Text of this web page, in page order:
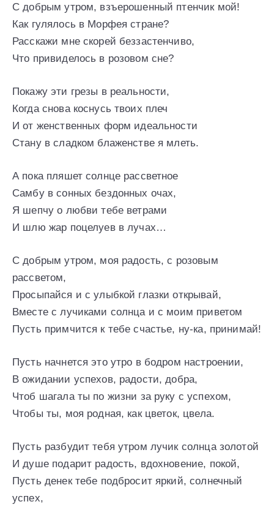
С добрым утром, взъерошенный птенчик мой!
Как гулялось в Морфея стране?
Расскажи мне скорей беззастенчиво,
Что привиделось в розовом сне?
Покажу эти грезы в реальности,
Когда снова коснусь твоих плеч
И от женственных форм идеальности
Стану в сладком блаженстве я млеть.
А пока пляшет солнце рассветное
Самбу в сонных бездонных очах,
Я шепчу о любви тебе ветрами
И шлю жар поцелуев в лучах…
С добрым утром, моя радость, с розовым
рассветом,
Просыпайся и с улыбкой глазки открывай,
Вместе с лучиками солнца и с моим приветом
Пусть примчится к тебе счастье, ну-ка, принимай!
Пусть начнется это утро в бодром настроении,
В ожидании успехов, радости, добра,
Чтоб шагала ты по жизни за руку с успехом,
Чтобы ты, моя родная, как цветок, цвела.
Пусть разбудит тебя утром лучик солнца золотой
И душе подарит радость, вдохновение, покой,
Пусть денек тебе подбросит яркий, солнечный
успех,